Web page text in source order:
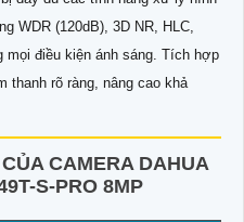
WDR (120dB), 3D NR, HLC,
mọi điều kiện ánh sáng. Tích hợp
thanh rõ ràng, nâng cao khả
CAMERA DAHUA
S-PRO 8MP